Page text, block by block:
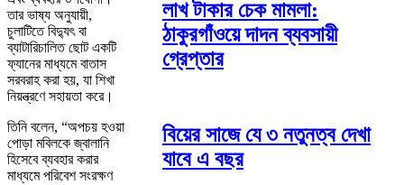
তার ভাষ্য অনুযায়ী,
চুলাটিতে বিদ্যুৎ বা
ব্যাটারিচালিত ছোট একটি
ফ্যানের মাধ্যমে বাতাস
সরবরাহ করা হয়, যা শিখা
নিয়ন্ত্রণে সহায়তা করে।
তিনি বলেন, “অপচয় হওয়া
পোড়া মবিলকে জ্বালানি
হিসেবে ব্যবহার করার
মাধ্যমে পরিবেশ সংরক্ষণ
লাখ টাকার চেক মামলা:
ঠাকুরগাঁওয়ে দাদন ব্যবসায়ী
গ্রেপ্তার
বিয়ের সাজে যে ৩ নতুনত্ব দেখা
যাবে এ বছর